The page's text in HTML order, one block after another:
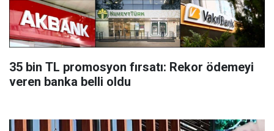
35 bin TL promosyon fırsatı: Rekor ödemeyi
veren banka belli oldu